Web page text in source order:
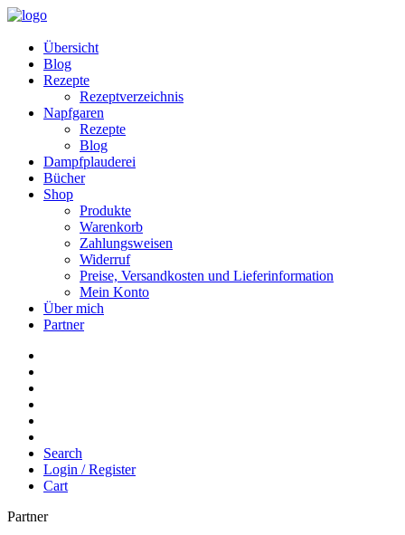
Übersicht
Blog
Rezepte
Rezeptverzeichnis
Napfgaren
Rezepte
Blog
Dampfplauderei
Bücher
Shop
Produkte
Warenkorb
Zahlungsweisen
Widerruf
Preise, Versandkosten und Lieferinformation
Mein Konto
Über mich
Partner
Search
Login / Register
Cart
Partner